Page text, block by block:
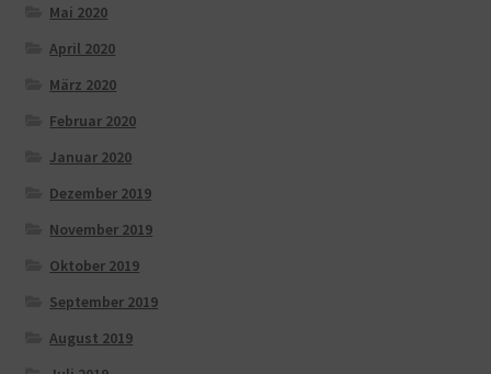
Mai 2020
April 2020
März 2020
Februar 2020
Januar 2020
Dezember 2019
November 2019
Oktober 2019
September 2019
August 2019